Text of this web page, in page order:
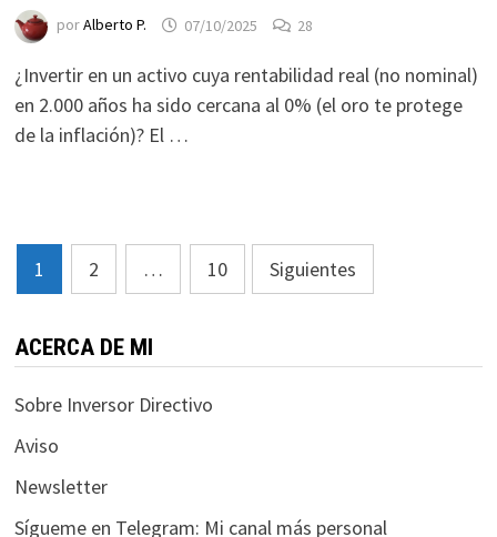
porAlberto P. 07/10/2025 28
¿Invertir en un activo cuya rentabilidad real (no nominal)
en 2.000 años ha sido cercana al 0% (el oro te protege
de la inflación)? El …
Paginación
de
entradas
1 2 … 10 Siguientes
ACERCA DE MI
Sobre Inversor Directivo
Aviso
Newsletter
Sígueme en Telegram: Mi canal más personal